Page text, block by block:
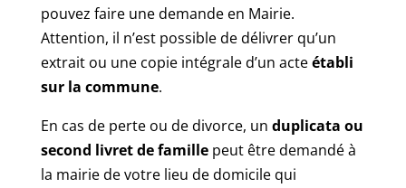
pouvez faire une demande en Mairie.
Attention, il n’est possible de délivrer qu’un
extrait ou une copie intégrale d’un acteétabli
sur la commune.
En cas de perte ou de divorce, un duplicata ou
second livret de famillepeut être demandé à
la mairie de votre lieu de domicile qui